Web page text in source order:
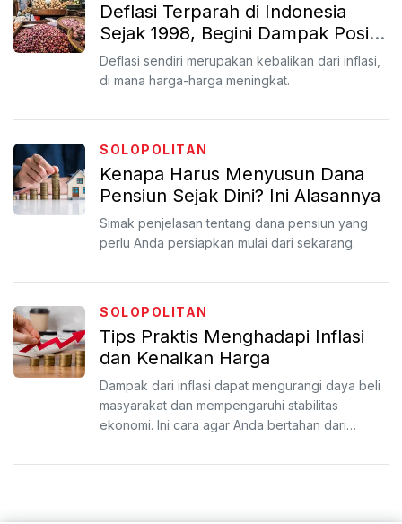
Deflasi Terparah di Indonesia
Sejak 1998, Begini Dampak Positif
dan Negatifnya
Deflasi sendiri merupakan kebalikan dari inflasi,
di mana harga-harga meningkat.
SOLOPOLITAN
Kenapa Harus Menyusun Dana
Pensiun Sejak Dini? Ini Alasannya
Simak penjelasan tentang dana pensiun yang
perlu Anda persiapkan mulai dari sekarang.
SOLOPOLITAN
Tips Praktis Menghadapi Inflasi
dan Kenaikan Harga
Dampak dari inflasi dapat mengurangi daya beli
masyarakat dan mempengaruhi stabilitas
ekonomi. Ini cara agar Anda bertahan dari